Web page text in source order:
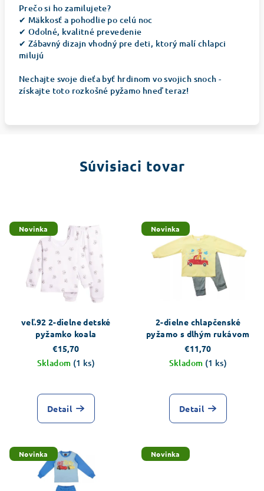
Prečo si ho zamilujete?
✔ Mäkkosť a pohodlie po celú noc
✔ Odolné, kvalitné prevedenie
✔ Zábavný dizajn vhodný pre deti, ktorý malí chlapci
milujú
Nechajte svoje dieťa byť hrdinom vo svojich snoch -
získajte toto rozkošné pyžamo hneď teraz!
Súvisiaci tovar
Novinka
veľ.92 2-dielne detské
pyžamko koala
€15,70
Skladom (1 ks)
Detail
Novinka
2-dielne chlapčenské
pyžamo s dlhým rukávom
€11,70
Skladom (1 ks)
Detail
Novinka Novinka